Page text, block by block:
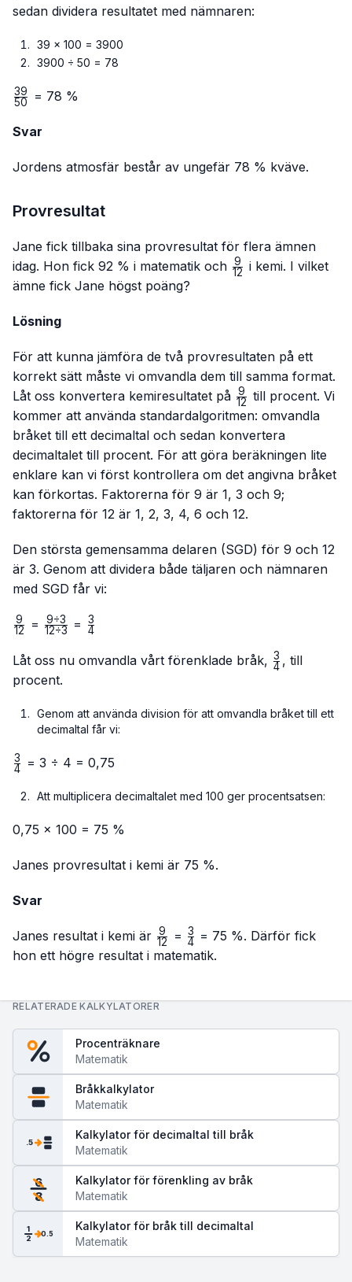
sedan dividera resultatet med nämnaren:
39 × 100 = 3900
3900 ÷ 50 = 78
\frac{39}
50
39 = 78 %
Svar
Jordens atmosfär består av ungefär 78 % kväve.
Provresultat
Jane fick tillbaka sina provresultat för flera ämnen
idag. Hon fick 92 % i matematik och \frac{9}
12
9
i kemi. I vilket
ämne fick Jane högst poäng?
Lösning
För att kunna jämföra de två provresultaten på ett
korrekt sätt måste vi omvandla dem till samma format.
Låt oss konvertera kemiresultatet på \frac{9}
{12}
12
9
till procent. Vi
kommer att använda standardalgoritmen: omvandla
bråket till ett decimaltal och sedan konvertera
decimaltalet till procent. För att göra beräkningen lite
enklare kan vi först kontrollera om det angivna bråket
kan förkortas. Faktorerna för 9 är 1, 3 och 9;
faktorerna för 12 är 1, 2, 3, 4, 6 och 12.
Den största gemensamma delaren (SGD) för 9 och 12
är 3. Genom att dividera både täljaren och nämnaren
med SGD får vi:
\frac{9}
12
9 = \frac{9
{12 ÷
3}
12÷3
9÷3 = \frac{3}
4
3
Låt oss nu omvandla vårt förenklade bråk, \frac{3}
4
3 , till
procent.
Genom att använda division för att omvandla bråket till ett
decimaltal får vi:
\frac{3}
4
3 = 3 ÷ 4 = 0,75
Att multiplicera decimaltalet med 100 ger procentsatsen:
0,75 × 100 = 75 %
Janes provresultat i kemi är 75 %.
Svar
Janes resultat i kemi är \frac{9}
{12}
12
9 = \frac{3}
{4}
4
3
= 75 %. Därför fick
hon ett högre resultat i matematik.
RELATERADE KALKYLATORER
Procenträknare
Matematik
Bråkkalkylator
Matematik
.5
Kalkylator för decimaltal till bråk
Matematik
6
8
Kalkylator för förenkling av bråk
Matematik
1
2 0.5
Kalkylator för bråk till decimaltal
Matematik